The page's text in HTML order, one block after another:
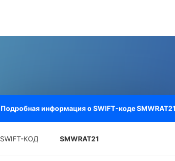
Подробная информация о SWIFT-кодеSMWRAT21
SWIFT-КОД SMWRAT21